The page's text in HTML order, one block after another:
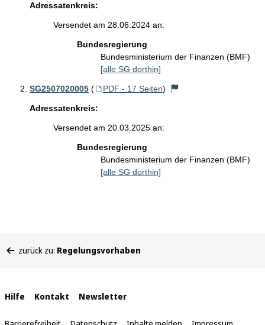
Adressatenkreis:
Versendet am 28.06.2024 an:
Bundesregierung
Bundesministerium der Finanzen (BMF)
[alle SG dorthin]
SG2507020005 ( PDF - 17 Seiten)
Adressatenkreis:
Versendet am 20.03.2025 an:
Bundesregierung
Bundesministerium der Finanzen (BMF)
[alle SG dorthin]
befinden
zurück zu: Regelungsvorhaben
Interne
Links
Hilfe Kontakt Newsletter